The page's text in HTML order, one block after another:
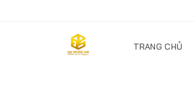
TRANG CHỦ